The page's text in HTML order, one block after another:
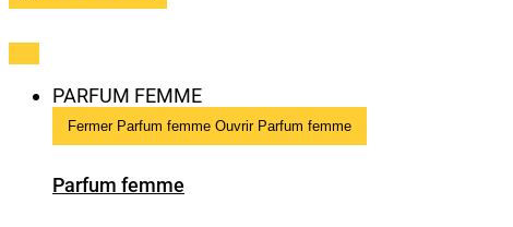
PARFUM FEMME
Fermer Parfum femme Ouvrir Parfum femme
Parfum femme